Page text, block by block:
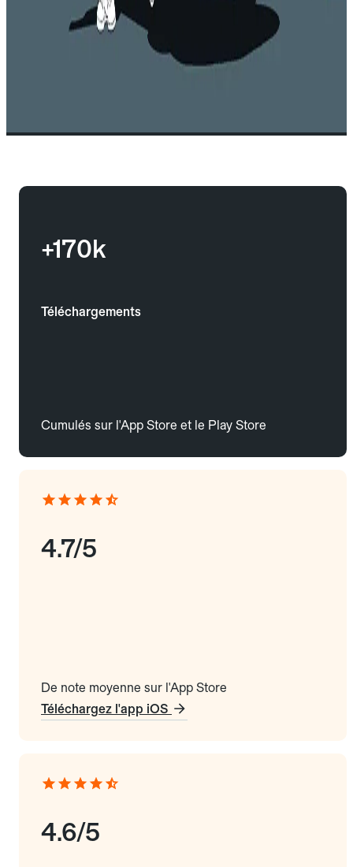
+170k
Téléchargements
Cumulés sur l'App Store et le Play Store
4.7/5
De note moyenne sur l'App Store
Téléchargez l'app iOS
4.6/5